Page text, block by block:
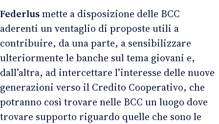
Federlusmette a disposizione delle BCC
aderenti un ventaglio di proposte utili a
contribuire, da una parte, a sensibilizzare
ulteriormente le banche sul tema giovani e,
dall’altra, ad intercettare l’interesse delle nuove
generazioni verso il Credito Cooperativo, che
potranno così trovare nelle BCC un luogo dove
trovare supporto riguardo quelle che sono le